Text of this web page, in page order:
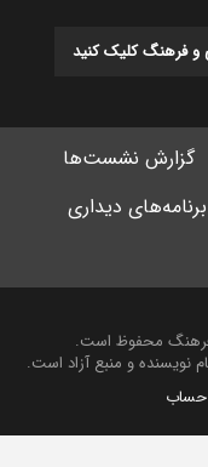
فرهنگ کلیک کنید
گزارش نشست‌ها
برنامه‌های دیداری
محفوظ است.
و منبع آزاد است.